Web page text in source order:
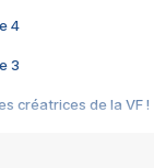
4
3
créatrices de la VF !